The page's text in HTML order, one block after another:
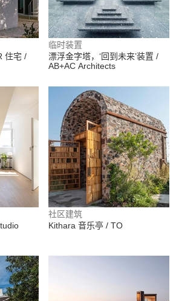
住宅 /
临时装置
漂浮金字塔，‘回到未来’装置 /
AB+AC Architects
社区建筑
Kithara 音乐亭 / TO